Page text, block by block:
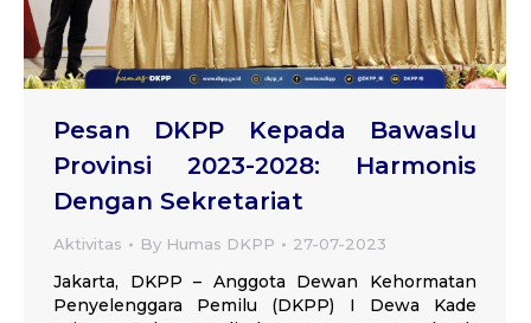
Pesan DKPP Kepada Bawaslu
Provinsi 2023-2028: Harmonis
Dengan Sekretariat
Aktivitas By Humas DKPP 27-07-2023
Jakarta, DKPP – Anggota Dewan Kehormatan
Penyelenggara Pemilu (DKPP) I Dewa Kade